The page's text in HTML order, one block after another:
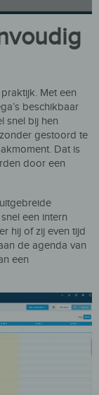
praktijk. Met een
beschikbaar
snel bij hen
zonder gestoord te
. Dat is
door een
uitgebreide
een intern
hij of zij even tijd
de agenda van
een